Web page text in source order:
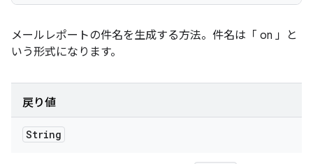
メールレポートの件名を生成する方法。件名は「 on 」
と
いう形式になります。
戻り値
String